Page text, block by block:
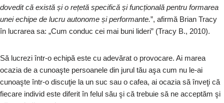
dovedit că există și o rețetă specifică și funcțională pentru formarea
unei echipe de lucru autonome și performante.”, afirmă Brian Tracy
în lucrarea sa: „Cum conduc cei mai buni lideri” (Tracy B., 2010).
Să lucrezi într-o echipă este cu adevărat o provocare. Ai marea
ocazia de a cunoaşte persoanele din jurul tău aşa cum nu le-ai
cunoaşte într-o discuţie la un suc sau o cafea, ai ocazia să înveţi că
fiecare individ este diferit în felul său şi că trebuie să ne acceptăm şi